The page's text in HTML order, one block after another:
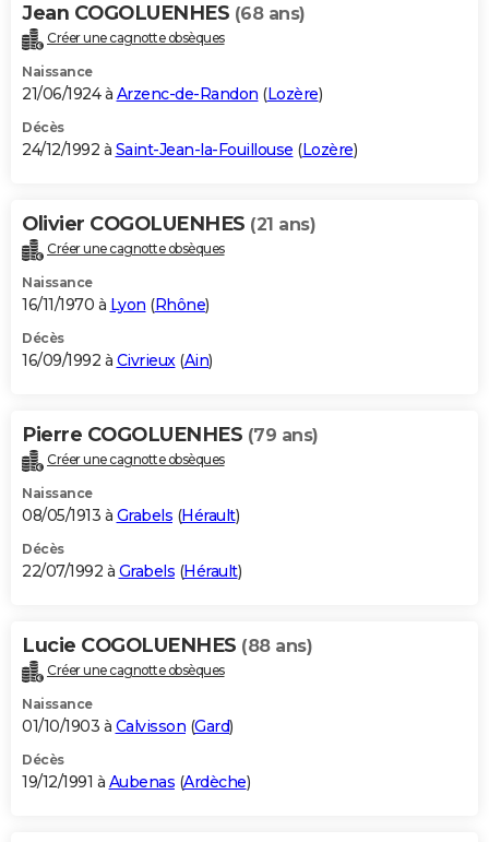
Jean COGOLUENHES (68 ans)
Créer une cagnotte obsèques
Naissance
21/06/1924 à Arzenc-de-Randon (Lozère)
Décès
24/12/1992 à Saint-Jean-la-Fouillouse (Lozère)
Olivier COGOLUENHES (21 ans)
Créer une cagnotte obsèques
Naissance
16/11/1970 à Lyon (Rhône)
Décès
16/09/1992 à Civrieux(Ain)
Pierre COGOLUENHES (79 ans)
Créer une cagnotte obsèques
Naissance
08/05/1913 à Grabels (Hérault)
Décès
22/07/1992 à Grabels (Hérault)
Lucie COGOLUENHES (88 ans)
Créer une cagnotte obsèques
Naissance
01/10/1903 à Calvisson (Gard)
Décès
19/12/1991 à Aubenas (Ardèche)